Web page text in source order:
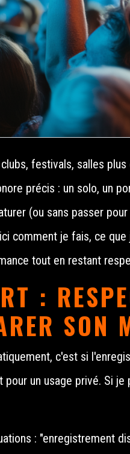
festivals, salles
précis : un solo, un
(ou sans passer
comment je fais, ce
tout en restant
:
SON
c'est si
un usage privé. Si je
: "enregistrement